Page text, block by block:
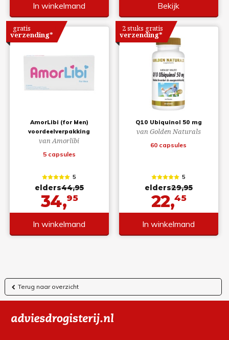
In winkelmand Bekijk
AmorLibi (for Men)
voordeelverpakking
van Amorlibi
5 capsules
gratis
verzending*
5
elders44,95
34,95
In winkelmand
Q10 Ubiquinol 50 mg
van Golden Naturals
60 capsules
2 stuks gratis
verzending*
5
elders29,95
22,45
In winkelmand
Terug naar overzicht